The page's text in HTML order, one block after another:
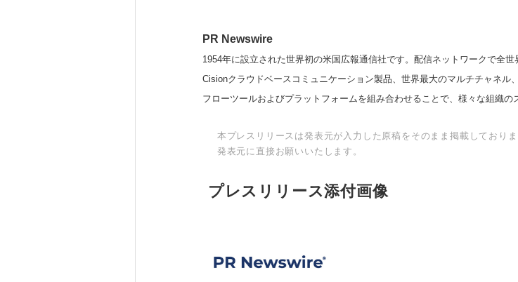
PR Newswire
1954年に設立された世界初の米国広報通信社です。配信ネットワークで全
Cisionクラウドベースコミュニケーション製品、世界最大のマルチチャネル
フローツールおよびプラットフォームを組み合わせることで、様々な組織の
本プレスリリースは発表元が入力した原稿をそのまま掲載しており
発表元に直接お願いいたします。
プレスリリース添付画像